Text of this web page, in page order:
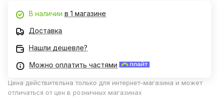
В наличии в 1 магазине
Доставка
Нашли дешевле?
Можно оплатить частями
Цена действительна только для интернет-магазина и может
отличаться от цен в розничных магазинах